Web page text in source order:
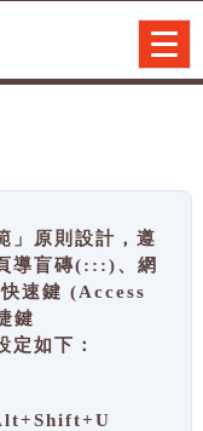
」原則設計，遵
導盲磚(:::)、網
速鍵 (Access
鍵
定如下：